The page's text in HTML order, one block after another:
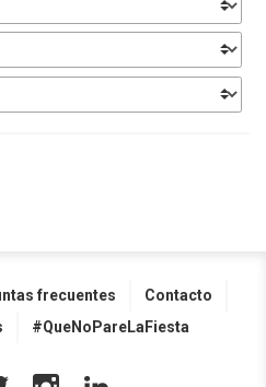
frecuentes
Contacto
#QueNoPareLaFiesta